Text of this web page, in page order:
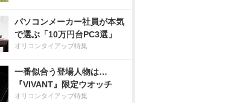
パソコンメーカー社員が本気
で選ぶ「10万円台PC3選」
オリコンタイアップ特集
一番似合う登場人物は…
『VIVANT』限定ウオッチ
オリコンタイアップ特集